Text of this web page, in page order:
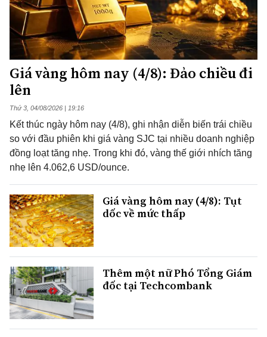
Giá vàng hôm nay (4/8): Đảo chiều đi
lên
Thứ 3, 04/08/2026 | 19:16
Kết thúc ngày hôm nay (4/8), ghi nhận diễn biến trái chiều
so với đầu phiên khi giá vàng SJC tại nhiều doanh nghiệp
đồng loạt tăng nhẹ. Trong khi đó, vàng thế giới nhích tăng
nhẹ lên 4.062,6 USD/ounce.
Giá vàng hôm nay (4/8): Tụt
dốc về mức thấp
Thêm một nữ Phó Tổng Giám
đốc tại Techcombank